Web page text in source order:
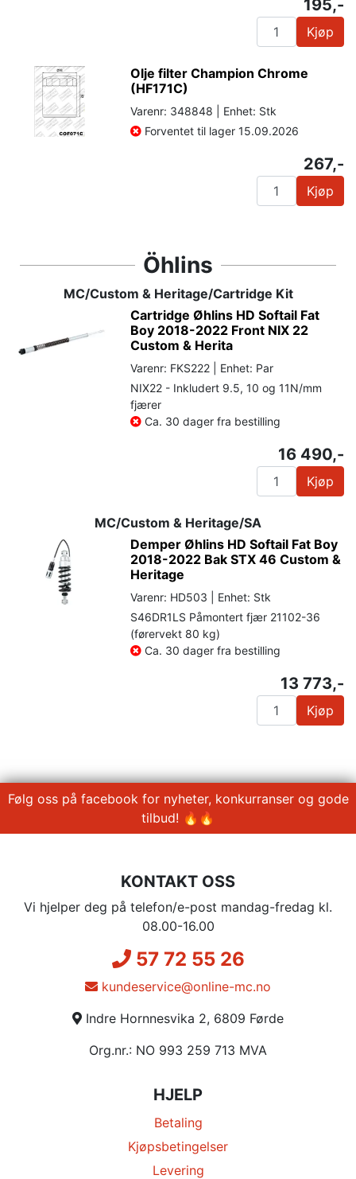
195,-
Kjøp
Olje filter Champion Chrome
(HF171C)
Varenr: 348848 | Enhet: Stk
Forventet til lager 15.09.2026
267,-
Kjøp
Öhlins
MC/Custom & Heritage/Cartridge Kit
Cartridge Øhlins HD Softail Fat
Boy 2018-2022 Front NIX 22
Custom & Herita
Varenr: FKS222 | Enhet: Par
NIX22 - Inkludert 9.5, 10 og 11N/mm
fjærer
Ca. 30 dager fra bestilling
16 490,-
Kjøp
MC/Custom & Heritage/SA
Demper Øhlins HD Softail Fat Boy
2018-2022 Bak STX 46 Custom &
Heritage
Varenr: HD503 | Enhet: Stk
S46DR1LS Påmontert fjær 21102-36
(førervekt 80 kg)
Ca. 30 dager fra bestilling
13 773,-
Kjøp
Følg oss på facebook for nyheter, konkurranser og gode
tilbud! 🔥🔥
KONTAKT OSS
Vi hjelper deg på telefon/e-post mandag-fredag kl.
08.00-16.00
57 72 55 26
kundeservice@online-mc.no
Indre Hornnesvika 2, 6809 Førde
Org.nr.: NO 993 259 713 MVA
HJELP
Betaling
Kjøpsbetingelser
Levering